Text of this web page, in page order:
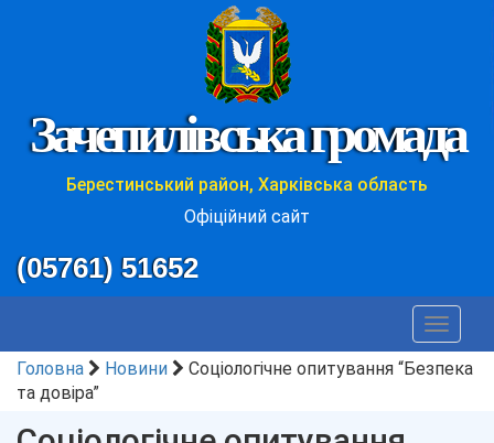
Зачепилівська громада
Берестинський район, Харківська область
Офіційний сайт
(05761) 51652
Toggle
Головна
Новини
Соціологічне опитування “Безпека
та довіра”